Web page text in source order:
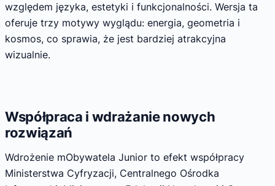
względem języka, estetyki i funkcjonalności. Wersja ta
oferuje trzy motywy wyglądu: energia, geometria i
kosmos, co sprawia, że jest bardziej atrakcyjna
wizualnie.
Współpraca i wdrażanie nowych
rozwiązań
Wdrożenie mObywatela Junior to efekt współpracy
Ministerstwa Cyfryzacji, Centralnego Ośrodka